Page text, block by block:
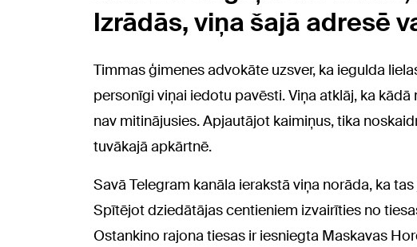
Izrādās, viņa šajā adresē
Timmas ģimenes advokāte uzsver, ka iegulda
personīgi viņai iedotu pavēsti. Viņa atklāj, ka
nav mitinājusies. Apjautājot kaimiņus, tika
tuvākajā apkārtnē.
Savā Telegram kanāla ierakstā viņa norāda, ka
Spītējot dziedātājas centieniem izvairīties no
Ostankino rajona tiesas ir iesniegta Maskavas